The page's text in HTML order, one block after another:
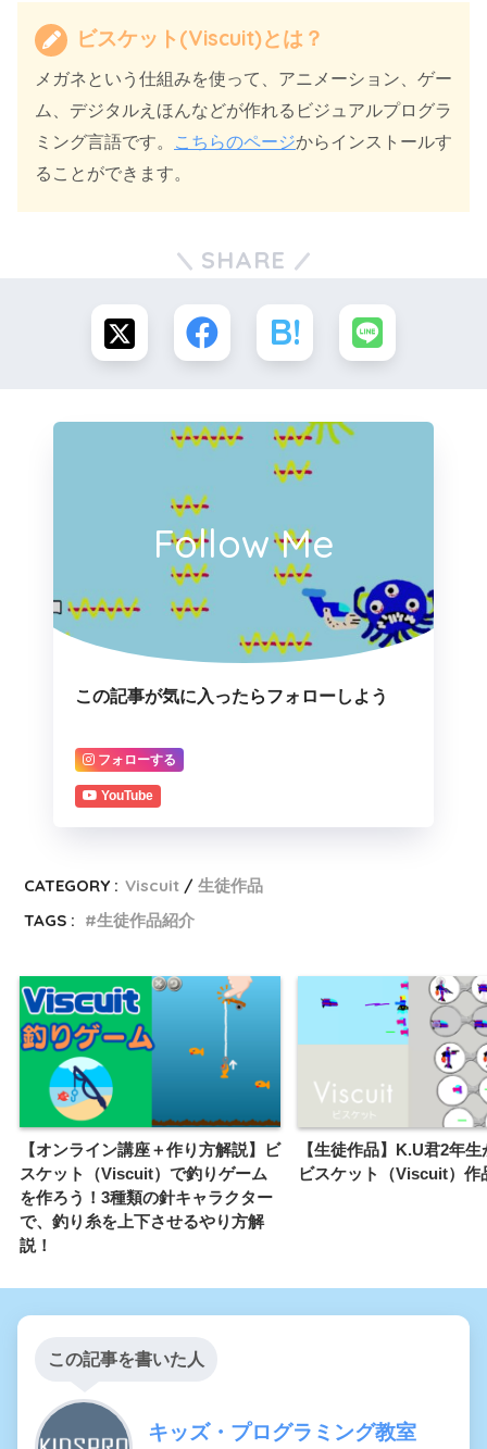
ビスケット(Viscuit)とは？
メガネという仕組みを使って、アニメーション、ゲー
ム、デジタルえほんなどが作れるビジュアルプログラ
ミング言語です。
こちらのページからインストールす
ることができます。
SHARE
Follow Me
この記事が気に入ったらフォローしよう
フォローする
YouTube
CATEGORY : Viscuit
生徒作品
TAGS :
生徒作品紹介
【オンライン講座＋作り方解説】ビ
スケット（Viscuit）で釣りゲーム
を作ろう！3種類の針キャラクター
で、釣り糸を上下させるやり方解
説！
【生徒作品】K.U君2年
ビスケット（Viscuit）作
この記事を書いた人
キッズ・プログラミング教室